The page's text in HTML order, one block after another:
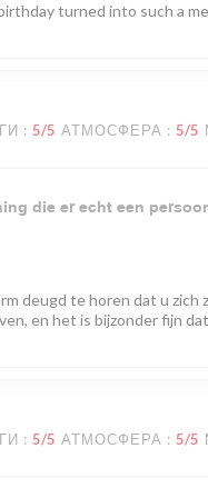
turned into such a
: 5/5 АТМОСФЕРА : 5/5
die er echt een
deugd te horen dat u zich
en het is bijzonder fijn
: 5/5 АТМОСФЕРА : 5/5